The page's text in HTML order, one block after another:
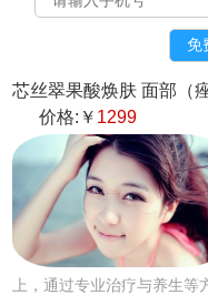
芯丝翠果酸焕肤 面部（
价格:￥ 1299
上，通过专业治疗与养生等